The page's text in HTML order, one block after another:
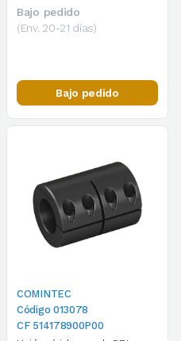
Bajo pedido
(Env. 20-21 días)
Bajo pedido
COMINTEC
Código 013078
CF 514178900P00